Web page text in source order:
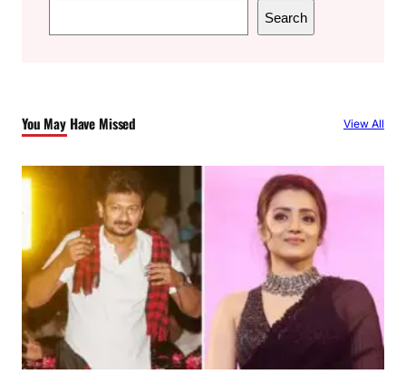
e
h
Search
You May Have Missed View All